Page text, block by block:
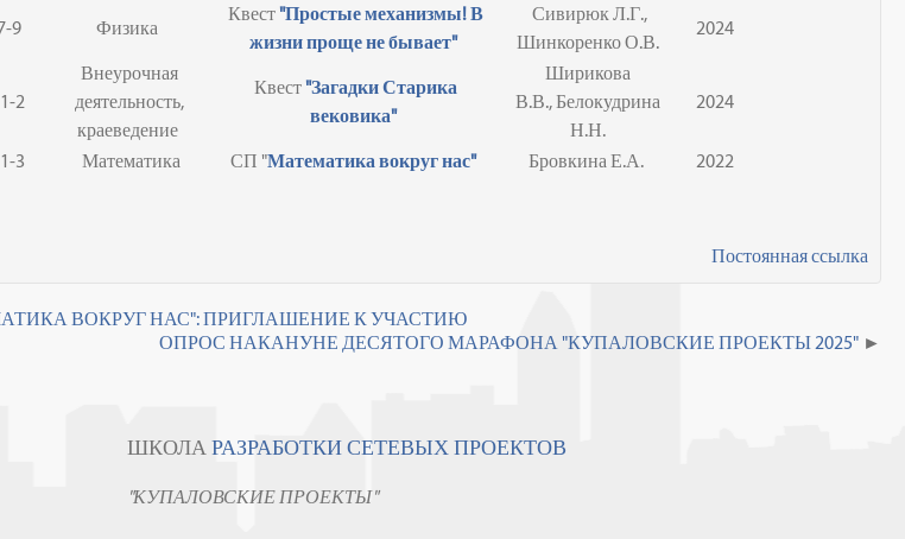
9 Физика
Квест"Простые механизмы! В
жизни проще не бывает"
Сивирюк Л.Г.,
Шинкоренко О.В.
2024
1-2
Внеурочная
деятельность,
краеведение
Квест"Загадки Старика
вековика"
Ширикова
В.В., Белокудрина
Н.Н.
2024
1-3 Математика СП "Математика вокруг нас" Бровкина Е.А. 2022
Постоянная ссылка
ВОКРУГ НАС": ПРИГЛАШЕНИЕ К УЧАСТИЮ
ОПРОС НАКАНУНЕ ДЕСЯТОГО МАРАФОНА "КУПАЛОВСКИЕ ПРОЕКТЫ 2025"
ШКОЛА РАЗРАБОТКИ СЕТЕВЫХ ПРОЕКТОВ
"КУПАЛОВСКИЕ ПРОЕКТЫ"